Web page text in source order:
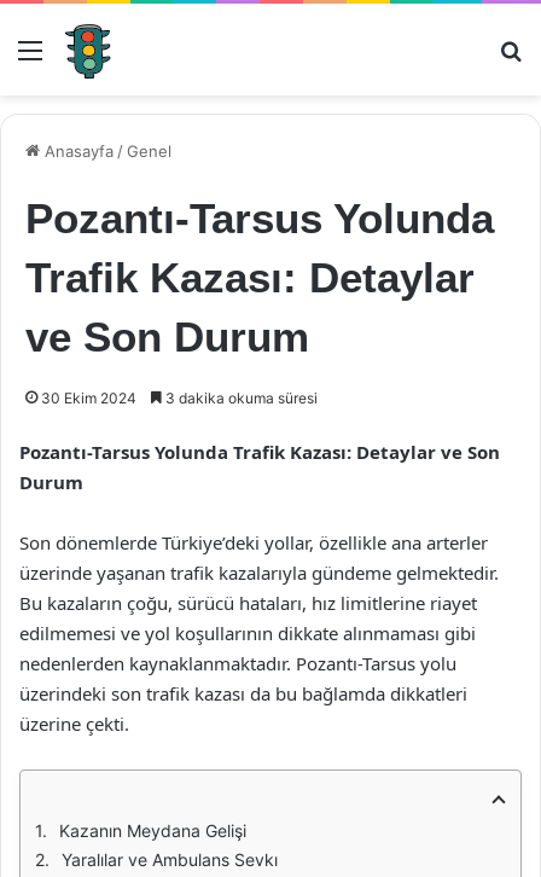
Menü
Anasayfa /Genel
Pozantı-Tarsus Yolunda
Trafik Kazası: Detaylar
ve Son Durum
30 Ekim 2024 3 dakika okuma süresi
Pozantı-Tarsus Yolunda Trafik Kazası: Detaylar ve Son
Durum
Son dönemlerde Türkiye’deki yollar, özellikle ana arterler
üzerinde yaşanan trafik kazalarıyla gündeme gelmektedir.
Bu kazaların çoğu, sürücü hataları, hız limitlerine riayet
edilmemesi ve yol koşullarının dikkate alınmaması gibi
nedenlerden kaynaklanmaktadır. Pozantı-Tarsus yolu
üzerindeki son trafik kazası da bu bağlamda dikkatleri
üzerine çekti.
Kazanın Meydana Gelişi
Yaralılar ve Ambulans Sevkı